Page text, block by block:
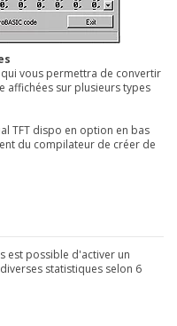
vous permettra de convertir
affichées sur plusieurs types
TFT dispo en option en bas
du compilateur de créer de
est possible d'activer un
statistiques selon 6